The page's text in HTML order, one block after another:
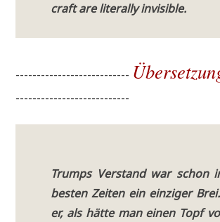
craft are lite­ral­ly invi­si­ble.
---------------------------
---------------------------
Trumps Ver­stand war schon
besten Zei­ten ein ein­zi­ger
er, als hät­te man einen Topf